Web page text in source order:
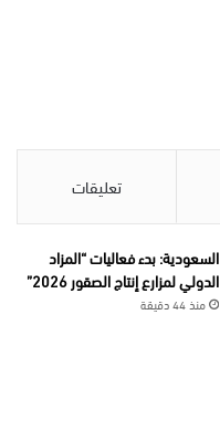
تعليقات
السعودية: بدء فعاليات “المزاد
الدولي لمزارع إنتاج الصقور 2026”
منذ 44 دقيقة